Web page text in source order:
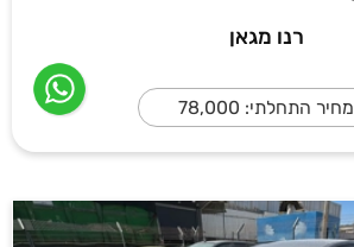
רנו מגאן
מחיר התחלתי: 78,000